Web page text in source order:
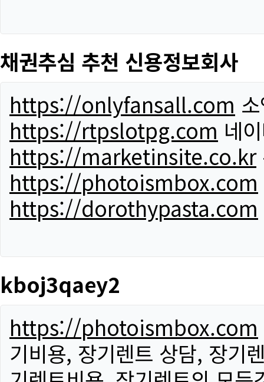
채권추심 추천 신용정보회사
https://onlyfansall.com
https://rtpslotpg.com 네
https://marketinsite.co.kr
https://photoismbox.com
https://dorothypasta.com
kboj3qaey2
https://photoismbox.com
기비용, 장기렌트 상담, 장기